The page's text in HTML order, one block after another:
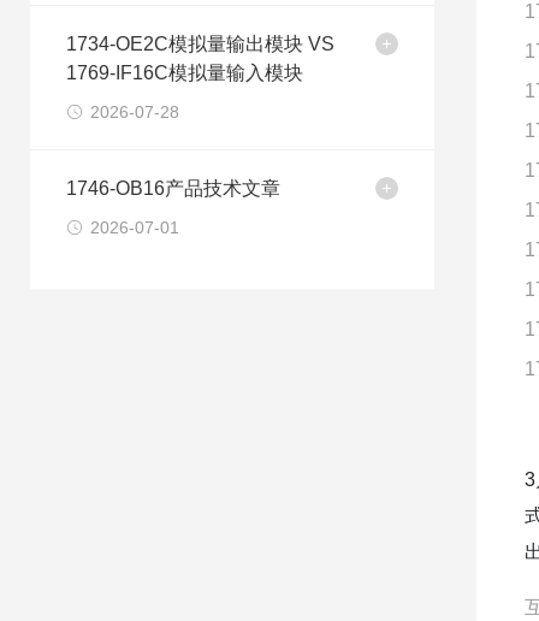
1734-OE2C模拟量输出模块 VS
1769-IF16C模拟量输入模块
2026-07-28
1746-OB16产品技术文章
2026-07-01
3